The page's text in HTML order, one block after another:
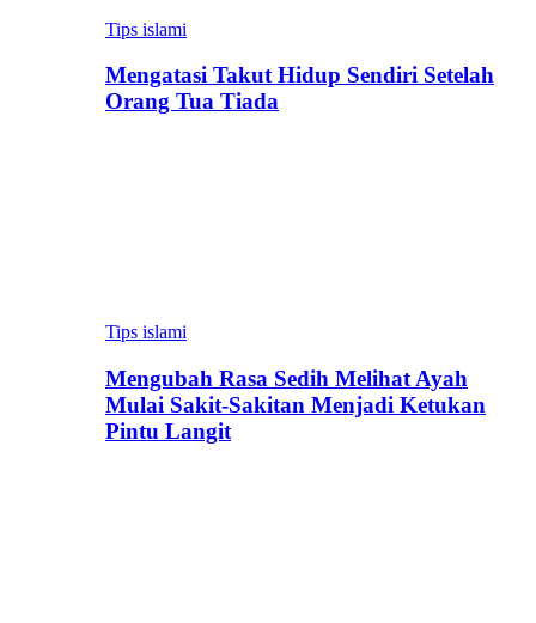
Tips islami
Mengatasi Takut Hidup Sendiri Setelah
Orang Tua Tiada
Tips islami
Mengubah Rasa Sedih Melihat Ayah
Mulai Sakit-Sakitan Menjadi Ketukan
Pintu Langit